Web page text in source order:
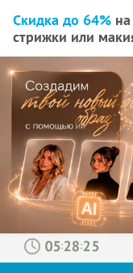
Скидка до 64%
стрижки или
: :